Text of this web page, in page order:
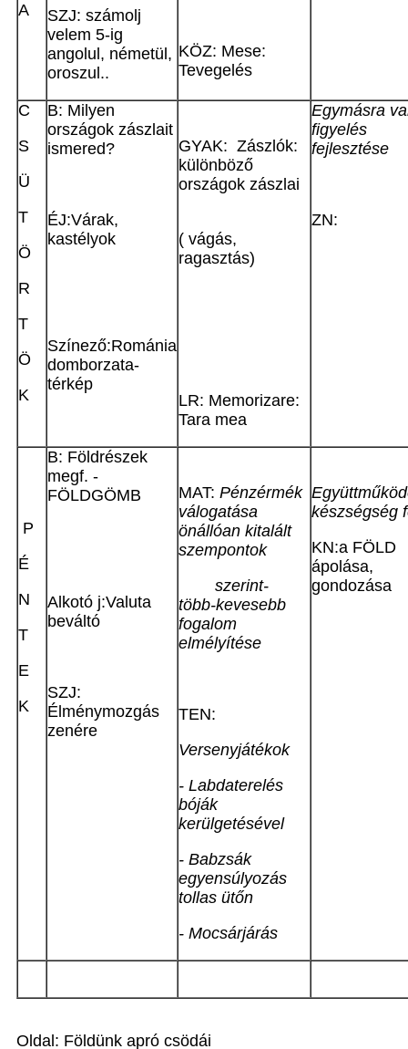
A
SZJ: számolj
velem 5-ig
angolul, németül,
oroszul..
KÖZ: Mese:
Tevegelés
C
S
Ü
T
Ö
R
T
Ö
K
B: Milyen
országok zászlait
ismered?
ÉJ:Várak,
kastélyok
Színező:Románia
domborzata-
térkép
GYAK: Zászlók:
különböző
országok zászlai
( vágás,
ragasztás)
LR: Memorizare:
Tara mea
Egymásra
figyelés
fejlesztése
ZN:
P
É
N
T
E
K
B: Földrészek
megf. -
FÖLDGÖMB
Alkotó j:Valuta
beváltó
SZJ:
Élménymozgás
zenére
MAT: Pénzérmék
válogatása
önállóan kitalált
szempontok
szerint-
több-kevesebb
fogalom
elmélyítése
TEN:
Versenyjátékok
- Labdaterelés
bóják
kerülgetésével
- Babzsák
egyensúlyozás
tollas ütőn
- Mocsárjárás
készségség
KN:a FÖLD
ápolása,
gondozása
Oldal: Földünk apró csödái